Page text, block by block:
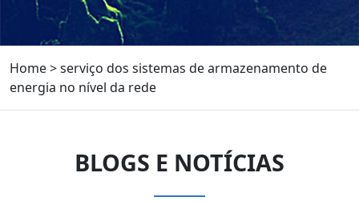
Home>serviço dos sistemas de armazenamento de
energia no nível da rede
BLOGS E NOTÍCIAS